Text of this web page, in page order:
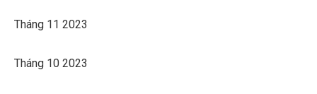
Tháng 11 2023
Tháng 10 2023